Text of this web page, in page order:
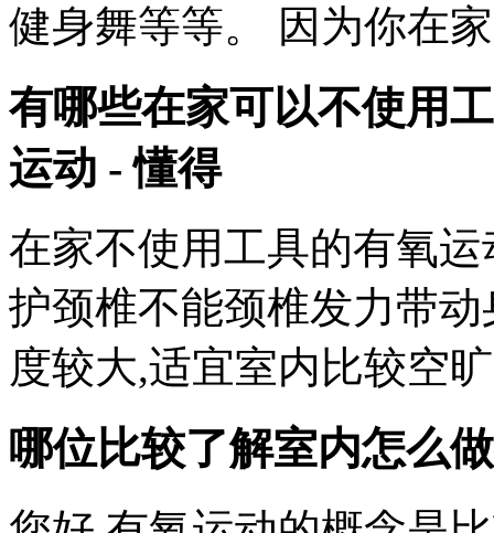
健身舞等等。 因为你在
有哪些在家可以不使用
运动 - 懂得
在家不使用工具的有氧
护颈椎不能颈椎发力带
度较大,适宜室内比较空
哪位比较了解室内怎么